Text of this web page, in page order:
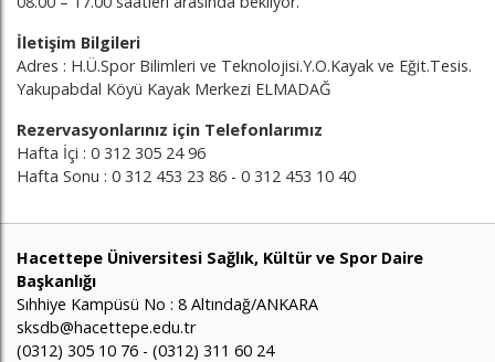
İletişim Bilgileri
Adres : H.Ü.Spor Bilimleri ve Teknolojisi.Y.O.Kayak ve Eğit.Tesis.
Yakupabdal Köyü Kayak Merkezi ELMADAĞ
Rezervasyonlarınız için Telefonlarımız
Hafta İçi : 0 312 305 24 96
Hafta Sonu : 0 312 453 23 86 - 0 312 453 10 40
Hacettepe Üniversitesi Sağlık, Kültür ve Spor Daire
Başkanlığı
Sıhhiye Kampüsü No : 8 Altındağ/ANKARA
sksdb@hacettepe.edu.tr
(0312) 305 10 76 - (0312) 311 60 24